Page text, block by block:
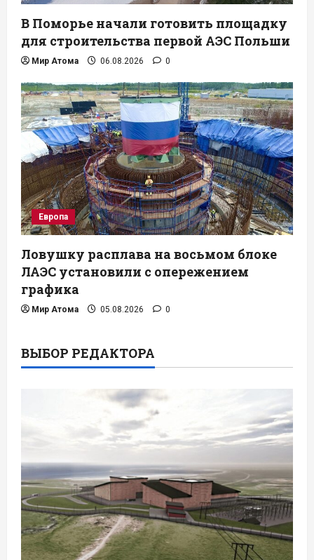
В Поморье начали готовить площадку
для строительства первой АЭС Польши
Мир Атома 06.08.2026 0
Европа
Ловушку расплава на восьмом блоке
ЛАЭС установили с опережением
графика
Мир Атома 05.08.2026 0
ВЫБОР РЕДАКТОРА